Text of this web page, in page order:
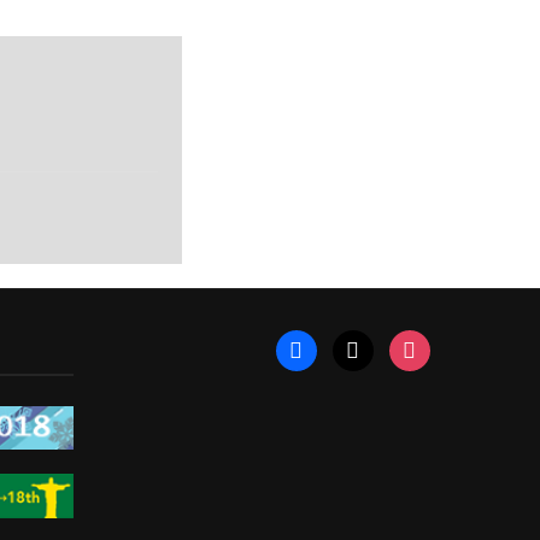
facebook instagram